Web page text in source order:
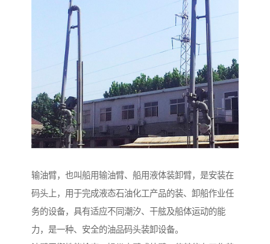
输油臂，也叫船用输油臂、船用液体装卸臂，是安装在
码头上，用于完成液态石油化工产品的装、卸船作业任
务的设备，具有适应不同潮汐、干舷及船体运动的能
力，是一种、安全的油品码头装卸设备。